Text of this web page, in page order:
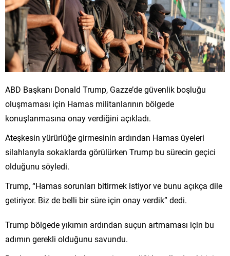
ABD Başkanı Donald Trump, Gazze’de güvenlik boşluğu
oluşmaması için Hamas militanlarının bölgede
konuşlanmasına onay verdiğini açıkladı.
Ateşkesin yürürlüğe girmesinin ardından Hamas üyeleri
silahlarıyla sokaklarda görülürken Trump bu sürecin geçici
olduğunu söyledi.
Trump, “Hamas sorunları bitirmek istiyor ve bunu açıkça dile
getiriyor. Biz de belli bir süre için onay verdik” dedi.
Trump bölgede yıkımın ardından suçun artmaması için bu
adımın gerekli olduğunu savundu.